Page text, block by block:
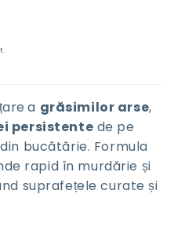
a grăsimilor arse,
persistente de pe
bucătărie. Formula
rapid în murdărie și
suprafețele curate și